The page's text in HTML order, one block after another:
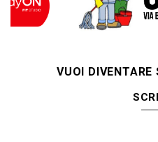
VUOI DIVENTARE